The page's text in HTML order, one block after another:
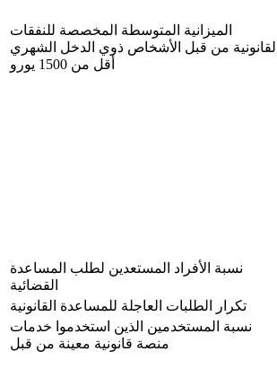
الميزانية المتوسطة المخصصة للنفقات
القانونية من قبل الأشخاص ذوي الدخل الشهري
أقل من 1500 يورو
نسبة الأفراد المستعدين لطلب المساعدة
القضائية
تكرار الطلبات العاجلة للمساعدة القانونية
نسبة المستخدمين الذين استخدموا خدمات
منصة قانونية معينة من قبل